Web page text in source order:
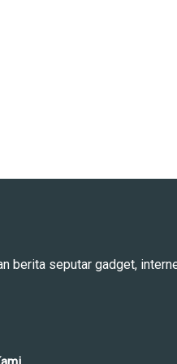
berita seputar gadget,